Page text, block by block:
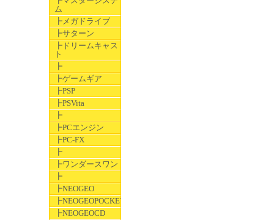
ム
┣メガドライブ
┣サターン
┣ドリームキャス
ト
┣
┣ゲームギア
┣PSP
┣PSVita
┣
┣PCエンジン
┣PC-FX
┣
┣ワンダースワン
┣
┣NEOGEO
┣NEOGEOPOCKET
┣NEOGEOCD